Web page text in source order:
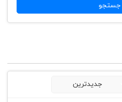
جستجو
جدیدترین